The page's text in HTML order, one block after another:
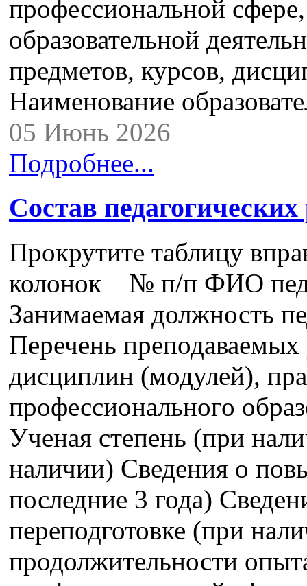
профессиональной
образовательной
предметов, курсов,
Наименование
05 Июнь 2026
Подробнее...
Состав
Прокрутите таблицу
колонок № п/п ФИО
Занимаемая должность
Перечень
дисциплин (модулей),
профессионального
Ученая степень (при
наличии) Сведения о
последние 3 года)
переподготовке (при
продолжительности